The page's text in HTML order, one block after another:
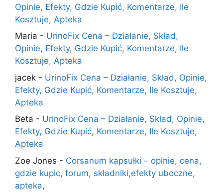
Opinie, Efekty, Gdzie Kupić, Komentarze, Ile
Kosztuje, Apteka
Maria - UrinoFix Cena – Działanie, Skład,
Opinie, Efekty, Gdzie Kupić, Komentarze, Ile
Kosztuje, Apteka
jacek - UrinoFix Cena – Działanie, Skład, Opinie,
Efekty, Gdzie Kupić, Komentarze, Ile Kosztuje,
Apteka
Beta - UrinoFix Cena – Działanie, Skład, Opinie,
Efekty, Gdzie Kupić, Komentarze, Ile Kosztuje,
Apteka
Zoe Jones - Corsanum kapsułki – opinie, cena,
gdzie kupic, forum, składniki,efekty uboczne,
apteka,